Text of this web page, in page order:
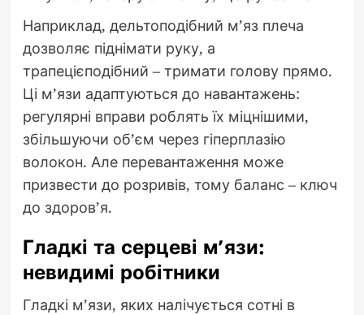
Наприклад, дельтоподібний м’яз плеча
дозволяє піднімати руку, а
трапецієподібний – тримати голову прямо.
Ці м’язи адаптуються до навантажень:
регулярні вправи роблять їх міцнішими,
збільшуючи об’єм через гіперплазію
волокон. Але перевантаження може
призвести до розривів, тому баланс – ключ
до здоров’я.
Гладкі та серцеві м’язи:
невидимі робітники
Гладкі м’язи, яких налічується сотні в